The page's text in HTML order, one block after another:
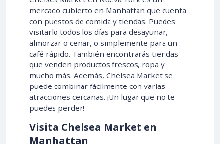
mercado cubierto en Manhattan que cuenta
con puestos de comida y tiendas. Puedes
visitarlo todos los días para desayunar,
almorzar o cenar, o simplemente para un
café rápido. También encontrarás tiendas
que venden productos frescos, ropa y
mucho más. Además, Chelsea Market se
puede combinar fácilmente con varias
atracciones cercanas. ¡Un lugar que no te
puedes perder!
Visita Chelsea Market en
Manhattan